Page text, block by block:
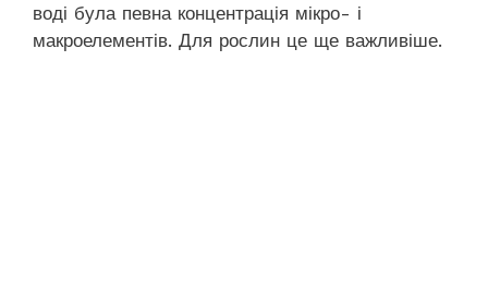
воді була певна концентрація мікро- і
макроелементів. Для рослин це ще важливіше.